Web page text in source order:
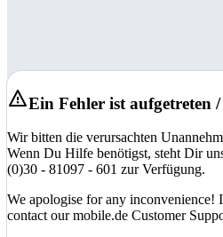
Ein Fehler ist aufgetreten
Wir bitten die verursachten
Wenn Du Hilfe benötigst, steht Dir
(0)30 - 81097 - 601 zur Verfügung.
We apologise for any inconvenience!
contact our mobile.de Customer